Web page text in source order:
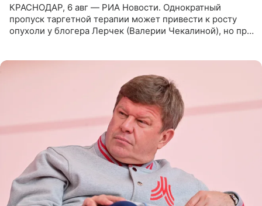
КРАСНОДАР, 6 авг — РИА Новости. Однократный
пропуск таргетной терапии может привести к росту
опухоли у блогера Лерчек (Валерии Чекалиной), но при